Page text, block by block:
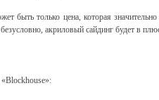
быть только цена, которая
акриловый сайдинг будет в